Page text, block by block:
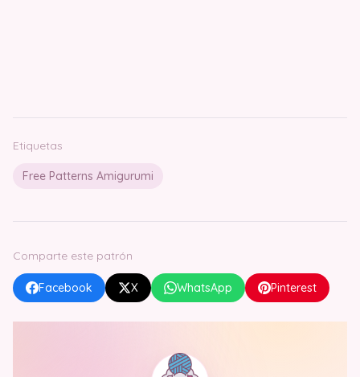
Etiquetas
Free Patterns Amigurumi
Comparte este patrón
Facebook X WhatsApp Pinterest